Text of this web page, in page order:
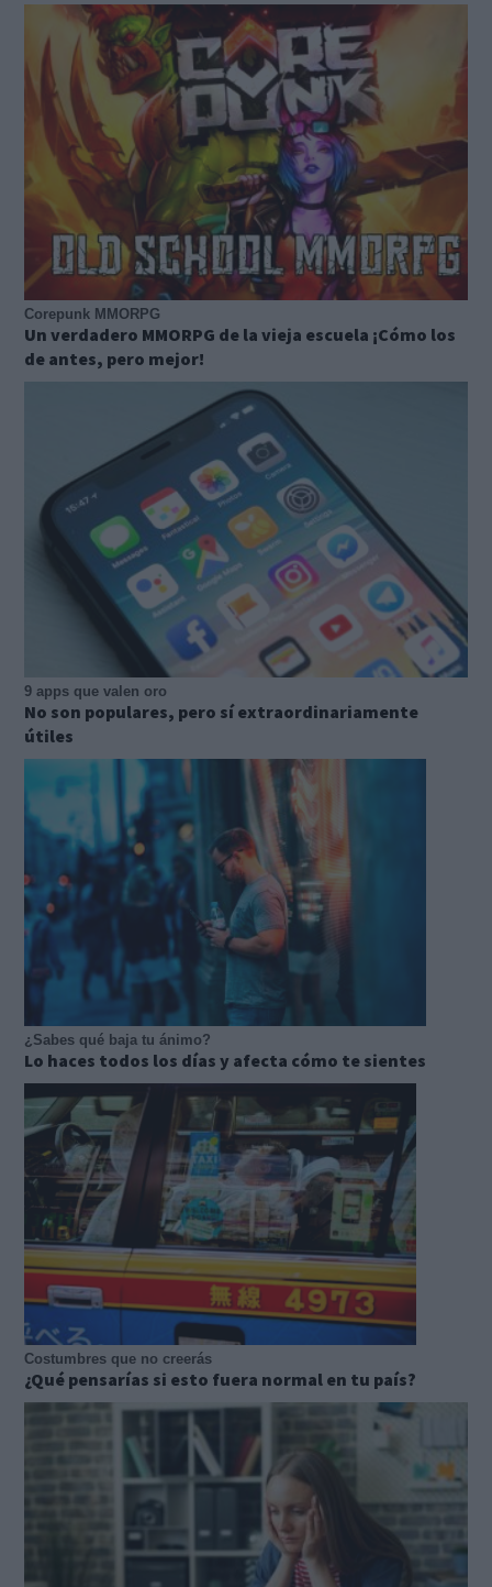
Corepunk MMORPG
Un verdadero MMORPG de la vieja escuela ¡Cómo los
de antes, pero mejor!
9 apps que valen oro
No son populares, pero sí extraordinariamente
útiles
¿Sabes qué baja tu ánimo?
Lo haces todos los días y afecta cómo te sientes
Costumbres que no creerás
¿Qué pensarías si esto fuera normal en tu país?